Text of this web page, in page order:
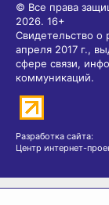
© Все права
2026. 16+
Свидетельство
апреля 2017 г.,
сфере связи,
коммуникаций.
Разработка сайта:
Центр интернет-